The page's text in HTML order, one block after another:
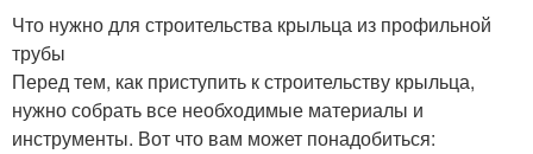
Что нужно для строительства крыльца из профильной
трубы
Перед тем, как приступить к строительству крыльца,
нужно собрать все необходимые материалы и
инструменты. Вот что вам может понадобиться: